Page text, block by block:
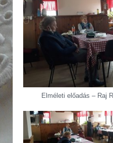
Elméleti előadás – Raj